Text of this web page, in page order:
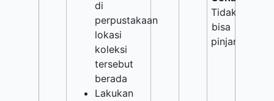
Tidak
bisa
pinjam**
di
perpustakaan
lokasi
koleksi
tersebut
berada
Lakukan